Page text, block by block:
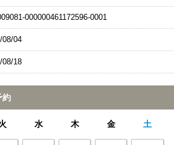
000000461172596-0001
08/04
08/18
約
水 木 金 土